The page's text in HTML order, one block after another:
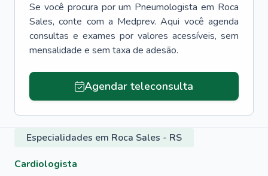
Se você procura por um Pneumologista em Roca
Sales, conte com a Medprev. Aqui você agenda
consultas e exames por valores acessíveis, sem
mensalidade e sem taxa de adesão.
Agendar teleconsulta
Especialidades em Roca Sales - RS
Cardiologista